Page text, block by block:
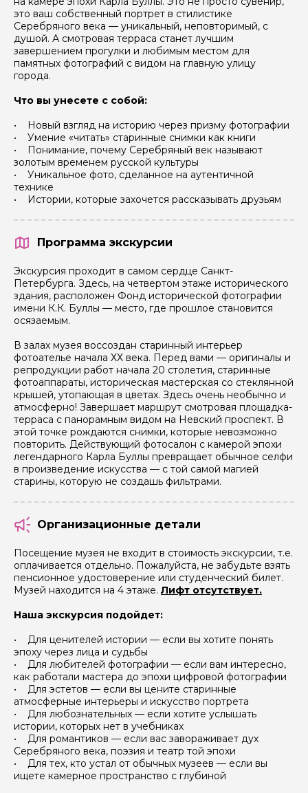
это ваш собственный портрет в стилистике
Серебряного века — уникальный, неповторимый, с
душой. А смотровая терраса станет лучшим
завершением прогулки и любимым местом для
памятных фотографий с видом на главную улицу
города.
Что вы унесете с собой:
• Новый взгляд на историю через призму фотографии
• Умение «читать» старинные снимки как книги
• Понимание, почему Серебряный век называют
золотым временем русской культуры
• Уникальное фото, сделанное на аутентичной
технике
• Истории, которые захочется рассказывать друзьям
Программа экскурсии
Экскурсия проходит в самом сердце Санкт-
Петербурга. Здесь, на четвертом этаже исторического
здания, расположен Фонд исторической фотографии
имени К.К. Буллы — место, где прошлое становится
осязаемым.
В залах музея воссоздан старинный интерьер
фотоателье начала ХХ века. Перед вами — оригиналы и
репродукции работ начала 20 столетия, старинные
фотоаппараты, историческая мастерская со стеклянной
крышей, утопающая в цветах. Здесь очень необычно и
атмосферно! Завершает маршрут смотровая площадка-
терраса с панорамным видом на Невский проспект. В
этой точке рождаются снимки, которые невозможно
повторить. Действующий фотосалон с камерой эпохи
легендарного Карла Буллы превращает обычное селфи
в произведение искусства — с той самой магией
старины, которую не создашь фильтрами.
Организационные детали
Посещение музея не входит в стоимость экскурсии, т.е.
оплачивается отдельно. Пожалуйста, не забудьте взять
пенсионное удостоверение или студенческий билет.
Музей находится на 4 этаже. Лифт отсутствует.
Наша экскурсия подойдет:
• Для ценителей истории — если вы хотите понять
эпоху через лица и судьбы
• Для любителей фотографии — если вам интересно,
как работали мастера до эпохи цифровой фотографии
• Для эстетов — если вы цените старинные
атмосферные интерьеры и искусство портрета
• Для любознательных — если хотите услышать
истории, которых нет в учебниках
• Для романтиков — если вас завораживает дух
Серебряного века, поэзия и театр той эпохи
• Для тех, кто устал от обычных музеев — если вы
ищете камерное пространство с глубиной
Как вас зовут
Ваша электронная почта
Ваш номер телефона
Вопросы и комментарии